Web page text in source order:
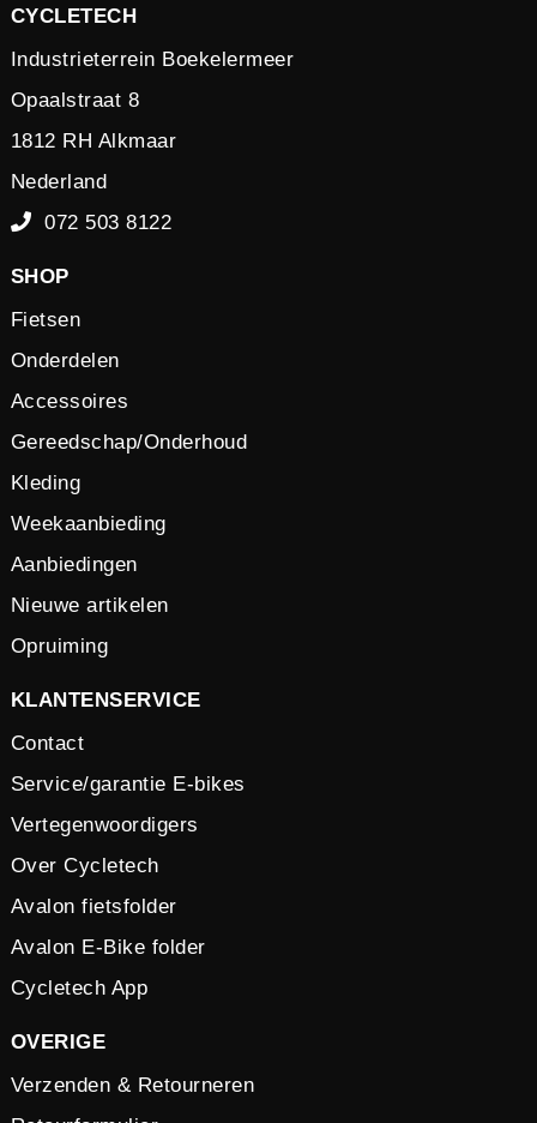
CYCLETECH
Industrieterrein Boekelermeer
Opaalstraat 8
1812 RH Alkmaar
Nederland
072 503 8122
SHOP
Fietsen
Onderdelen
Accessoires
Gereedschap/Onderhoud
Kleding
Weekaanbieding
Aanbiedingen
Nieuwe artikelen
Opruiming
KLANTENSERVICE
Contact
Service/garantie E-bikes
Vertegenwoordigers
Over Cycletech
Avalon fietsfolder
Avalon E-Bike folder
Cycletech App
OVERIGE
Verzenden & Retourneren